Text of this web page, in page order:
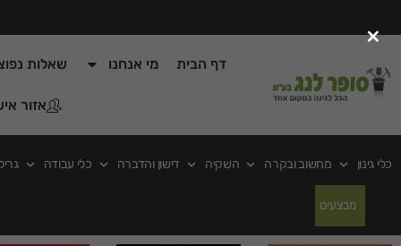
דף הבית מי אנחנו שאלות
אזור
כלי גינון מחשוב ובקרה השקיה דישון והדברה כלי עבודה
מבצעים
×